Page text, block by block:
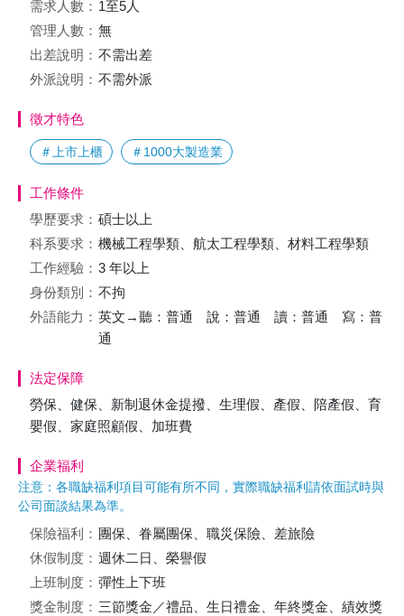
需求人數： 1至5人
管理人數： 無
出差說明： 不需出差
外派說明： 不需外派
徵才特色
＃上市上櫃 ＃1000大製造業
工作條件
學歷要求： 碩士以上
科系要求： 機械工程學類、航太工程學類、材料工程學類
工作經驗： 3 年以上
身份類別： 不拘
外語能力： 英文→聽：普通 說：普通 讀：普通 寫：普
通
法定保障
勞保、健保、新制退休金提撥、生理假、產假、陪產假、育
嬰假、家庭照顧假、加班費
企業福利
注意：各職缺福利項目可能有所不同，實際職缺福利請依面試時與
公司面談結果為準。
保險福利： 團保、眷屬團保、職災保險、差旅險
休假制度： 週休二日、榮譽假
上班制度： 彈性上下班
獎金制度： 三節獎金／禮品、生日禮金、年終獎金、績效獎